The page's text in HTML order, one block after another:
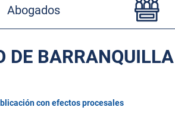
Abogados
DE BARRANQUILLA
con efectos procesales